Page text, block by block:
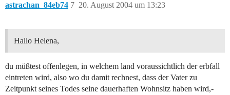
astrachan_84eb74 20. August 2004 um 13:23
7
Hallo Helena,
du müßtest offenlegen, in welchem land voraussichtlich der erbfall
eintreten wird, also wo du damit rechnest, dass der Vater zu
Zeitpunkt seines Todes seine dauerhaften Wohnsitz haben wird,-